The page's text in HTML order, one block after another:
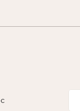
Navigates to